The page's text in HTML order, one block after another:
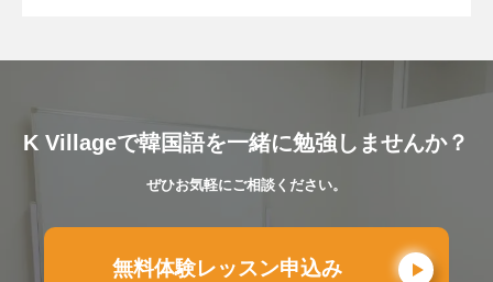
K Villageで韓国語を一緒に勉強しませんか？
ぜひお気軽にご相談ください。
無料体験レッスン申込み